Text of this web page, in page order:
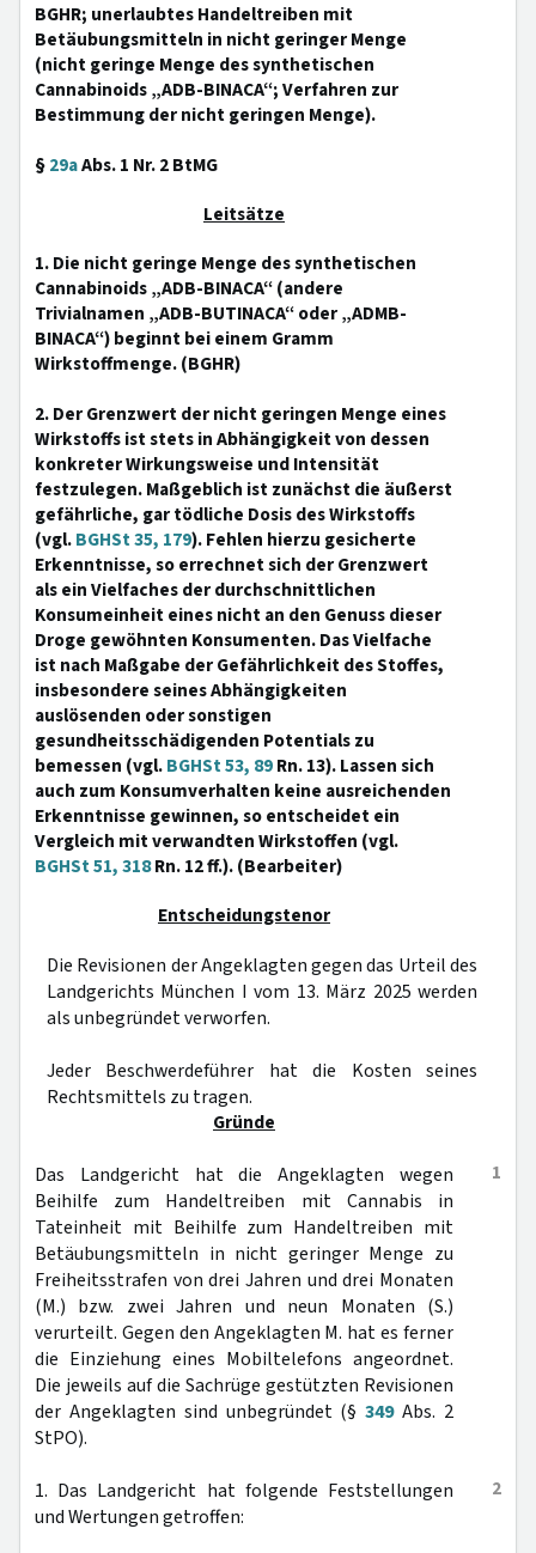
BGHR; unerlaubtes Handeltreiben mit
Betäubungsmitteln in nicht geringer Menge
(nicht geringe Menge des synthetischen
Cannabinoids „ADB-BINACA“; Verfahren zur
Bestimmung der nicht geringen Menge).
§29aAbs. 1 Nr. 2 BtMG
Leitsätze
1. Die nicht geringe Menge des synthetischen
Cannabinoids „ADB-BINACA“ (andere
Trivialnamen „ADB-BUTINACA“ oder „ADMB-
BINACA“) beginnt bei einem Gramm
Wirkstoffmenge. (BGHR)
2. Der Grenzwert der nicht geringen Menge eines
Wirkstoffs ist stets in Abhängigkeit von dessen
konkreter Wirkungsweise und Intensität
festzulegen. Maßgeblich ist zunächst die äußerst
gefährliche, gar tödliche Dosis des Wirkstoffs
(vgl.BGHSt 35, 179). Fehlen hierzu gesicherte
Erkenntnisse, so errechnet sich der Grenzwert
als ein Vielfaches der durchschnittlichen
Konsumeinheit eines nicht an den Genuss dieser
Droge gewöhnten Konsumenten. Das Vielfache
ist nach Maßgabe der Gefährlichkeit des Stoffes,
insbesondere seines Abhängigkeiten
auslösenden oder sonstigen
gesundheitsschädigenden Potentials zu
bemessen (vgl.BGHSt 53, 89Rn. 13). Lassen sich
auch zum Konsumverhalten keine ausreichenden
Erkenntnisse gewinnen, so entscheidet ein
Vergleich mit verwandten Wirkstoffen (vgl.
BGHSt 51, 318Rn. 12 ff.). (Bearbeiter)
Entscheidungstenor
Die Revisionen der Angeklagten gegen das Urteil des
Landgerichts München I vom 13. März 2025 werden
als unbegründet verworfen.
Jeder Beschwerdeführer hat die Kosten seines
Rechtsmittels zu tragen.
Gründe
1
Das Landgericht hat die Angeklagten wegen
Beihilfe zum Handeltreiben mit Cannabis in
Tateinheit mit Beihilfe zum Handeltreiben mit
Betäubungsmitteln in nicht geringer Menge zu
Freiheitsstrafen von drei Jahren und drei Monaten
(M.) bzw. zwei Jahren und neun Monaten (S.)
verurteilt. Gegen den Angeklagten M. hat es ferner
die Einziehung eines Mobiltelefons angeordnet.
Die jeweils auf die Sachrüge gestützten Revisionen
der Angeklagten sind unbegründet (§349Abs. 2
StPO).
2
1. Das Landgericht hat folgende Feststellungen
und Wertungen getroffen: